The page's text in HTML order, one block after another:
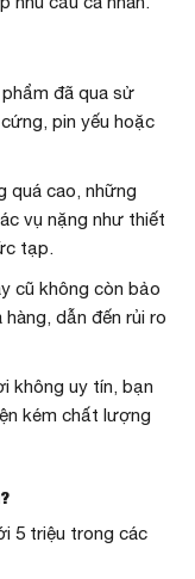
phẩm đã qua sử
pin yếu hoặc
quá cao, những
vụ nặng như thiết
tạp.
cũ không còn bảo
dẫn đến rủi ro
không uy tín, bạn
kém chất lượng
5 triệu trong các